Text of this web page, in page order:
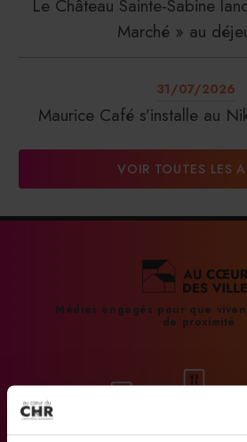
Le Château Sainte-Sabine
Marché » au
31/07/2026
Maurice Café s’installe au
DalterFood Group franchit
31/07/2026
La Liste : La Réserve Paris de
VOIR TOUTES LES
Médias engagés pour que
de proximité